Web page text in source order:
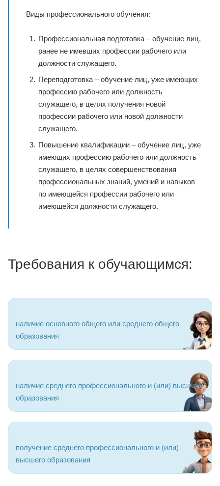
Виды профессионального обучения:
Профессиональная подготовка – обучение лиц,
ранее не имевших профессии рабочего или
должности служащего.
Переподготовка – обучение лиц, уже имеющих
профессию рабочего или должность
служащего, в целях получения новой
профессии рабочего или новой должности
служащего.
Повышение квалификации – обучение лиц, уже
имеющих профессию рабочего или должность
служащего, в целях совершенствования
профессиональных знаний, умений и навыков
по имеющейся профессии рабочего или
имеющейся должности служащего.
Требования к обучающимся:
наличие основного общего или среднего общего
образования
наличие среднего профессионального и (или) высшего
образования
получение среднего профессионального и (или)
высшего образования